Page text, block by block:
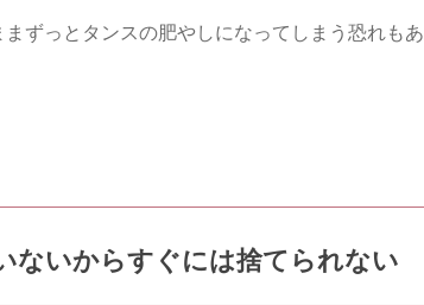
ずっとタンスの肥やしになってしまう恐れもあ
ないからすぐには捨てられない